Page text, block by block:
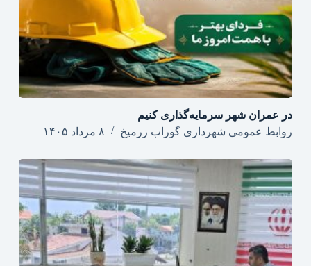
در عمران شهر سرمایه‌گذاری کنیم
روابط عمومی شهرداری گوراب زرمیخ
۸ مرداد ۱۴۰۵